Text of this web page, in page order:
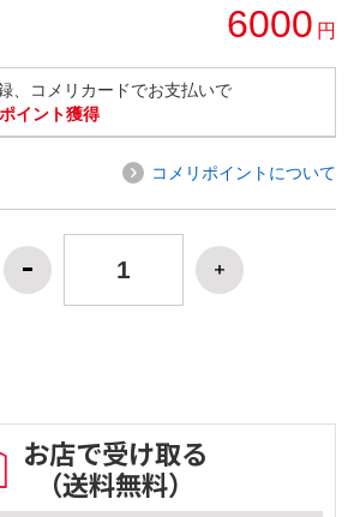
6000 円
、コメリカードでお支払いで
イント獲得
コメリポイントについて
お店で受け取る
（送料無料）